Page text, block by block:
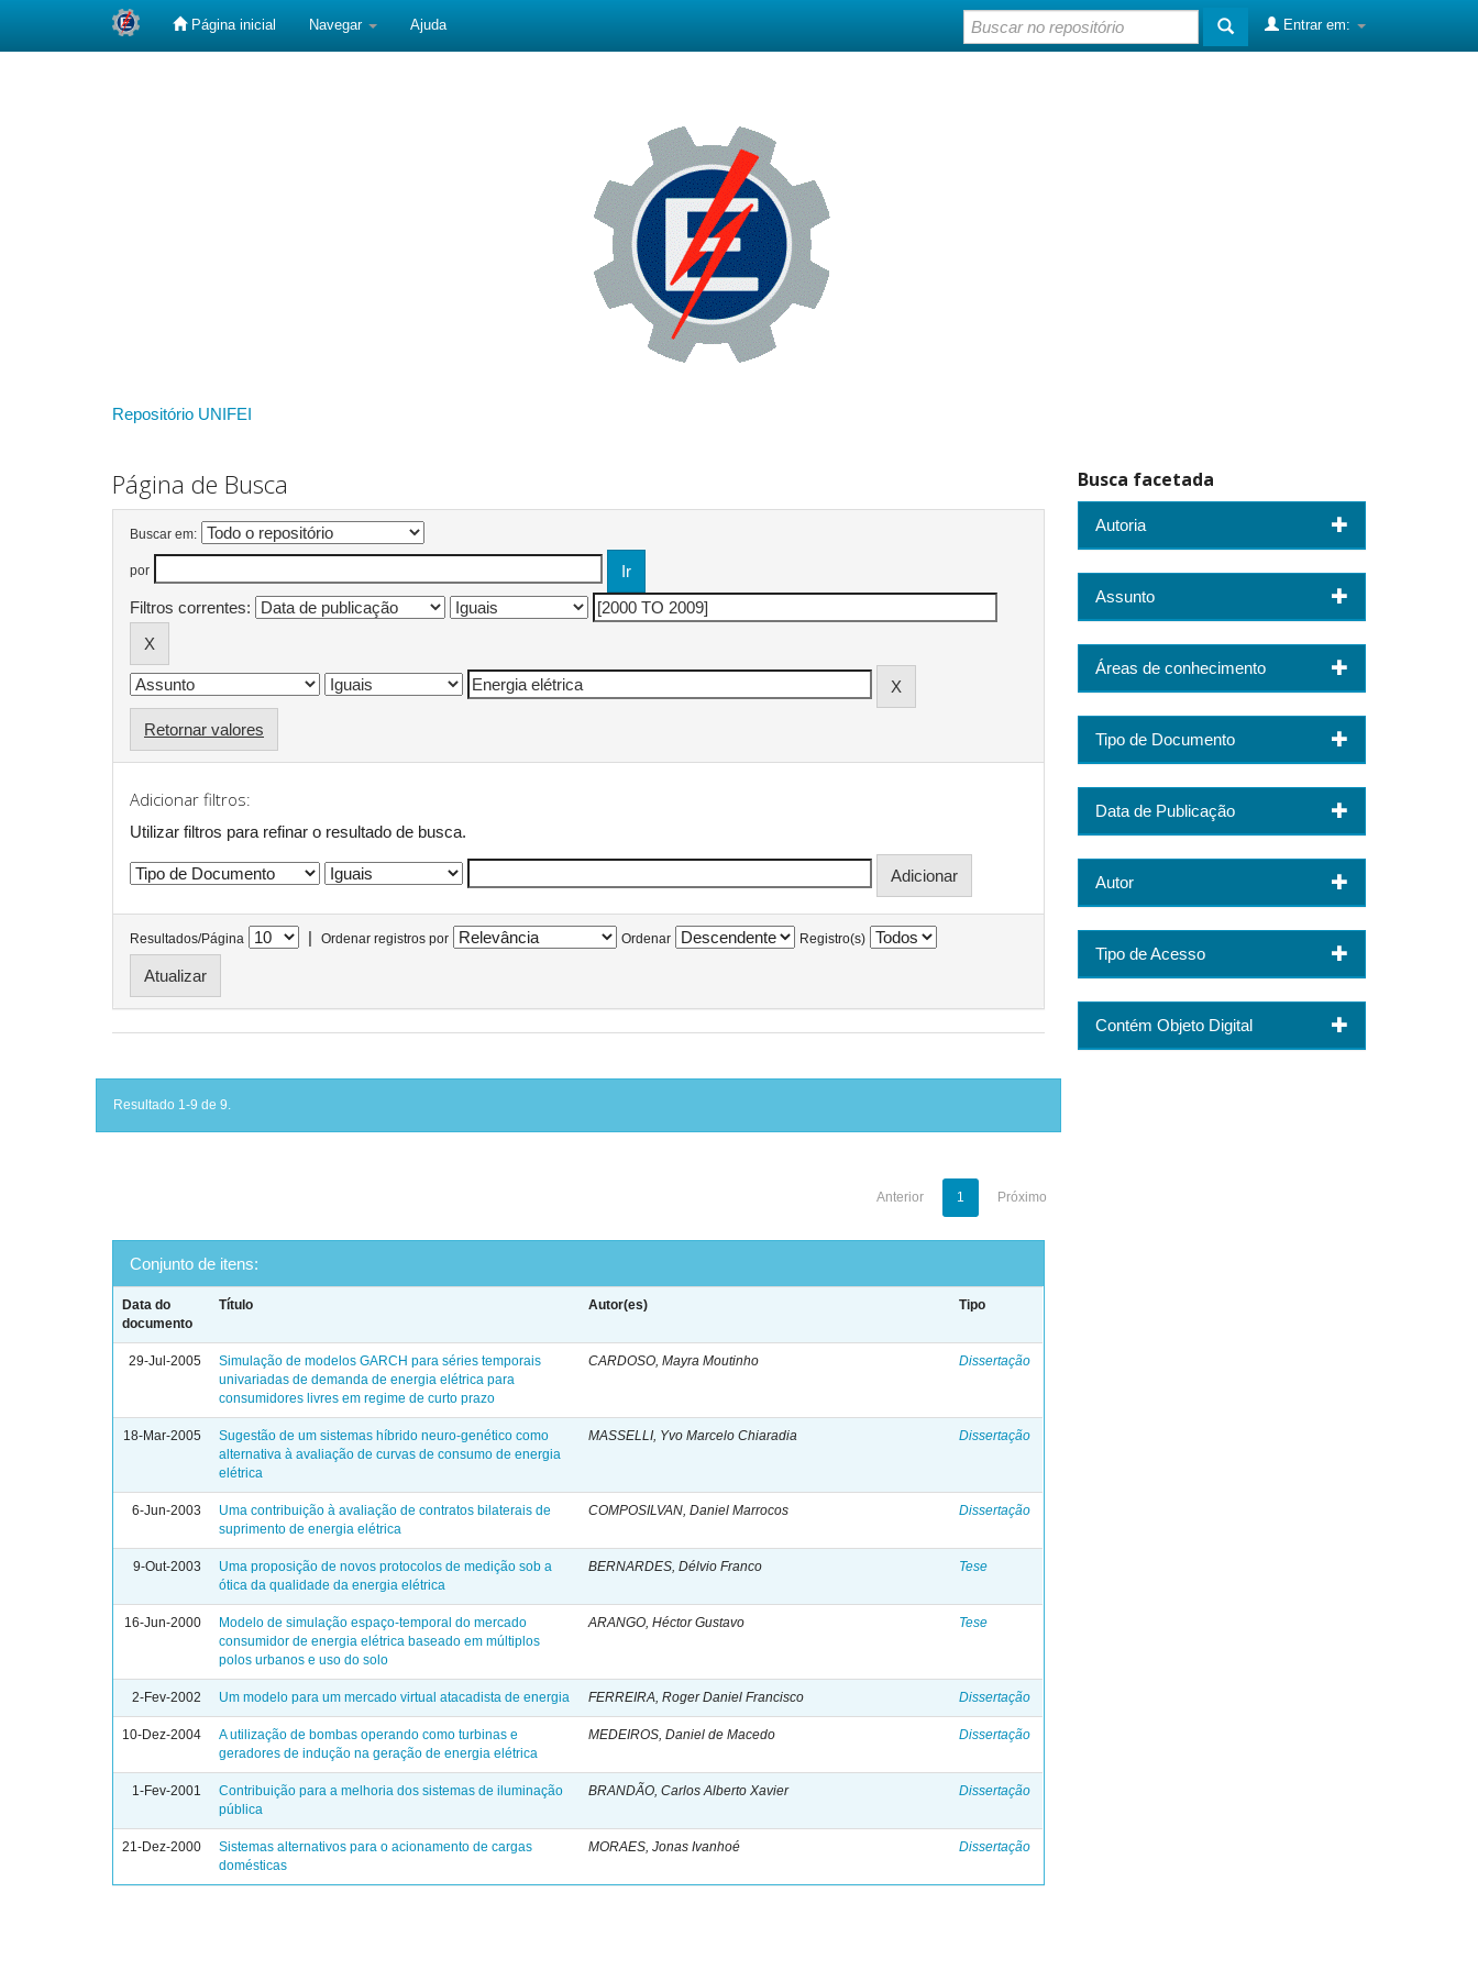
Página inicial Navegar Ajuda Entrar em:
Repositório UNIFEI
Página de Busca
Buscar em:
por
Filtros correntes:
Retornar valores
Adicionar filtros:
Utilizar filtros para refinar o resultado de busca.
Resultados/Página | Ordenar registros por Ordenar Registro(s)
Resultado 1-9 de 9.
Anterior 1 Próximo
Conjunto de itens:
Data do
documento
Título Autor(es) Tipo
29-Jul-2005
Simulação de modelos GARCH para séries temporais
univariadas de demanda de energia elétrica para
consumidores livres em regime de curto prazo
CARDOSO, Mayra Moutinho Dissertação
18-Mar-2005
Sugestão de um sistemas híbrido neuro-genético como
alternativa à avaliação de curvas de consumo de energia
elétrica
MASSELLI, Yvo Marcelo Chiaradia Dissertação
6-Jun-2003
Uma contribuição à avaliação de contratos bilaterais de
suprimento de energia elétrica
COMPOSILVAN, Daniel Marrocos Dissertação
9-Out-2003
Uma proposição de novos protocolos de medição sob a
ótica da qualidade da energia elétrica
BERNARDES, Délvio Franco Tese
16-Jun-2000
Modelo de simulação espaço-temporal do mercado
consumidor de energia elétrica baseado em múltiplos
polos urbanos e uso do solo
ARANGO, Héctor Gustavo Tese
2-Fev-2002 Um modelo para um mercado virtual atacadista de energia FERREIRA, Roger Daniel Francisco Dissertação
10-Dez-2004
A utilização de bombas operando como turbinas e
geradores de indução na geração de energia elétrica
MEDEIROS, Daniel de Macedo Dissertação
1-Fev-2001
Contribuição para a melhoria dos sistemas de iluminação
pública
BRANDÃO, Carlos Alberto Xavier Dissertação
21-Dez-2000
Sistemas alternativos para o acionamento de cargas
domésticas
MORAES, Jonas Ivanhoé Dissertação
Busca facetada
Autoria
Assunto
Áreas de conhecimento
Tipo de Documento
Data de Publicação
Autor
Tipo de Acesso
Contém Objeto Digital